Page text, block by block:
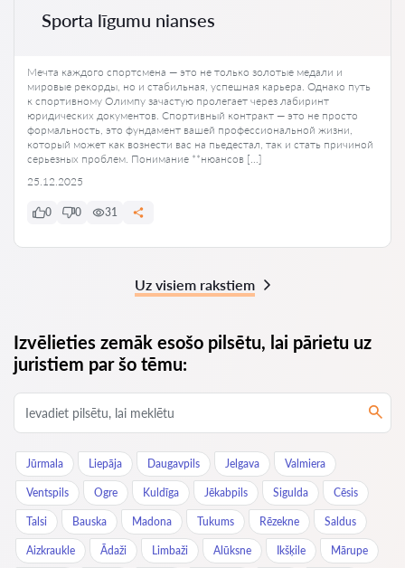
Sporta līgumu nianses
Мечта каждого спортсмена — это не только золотые медали и
мировые рекорды, но и стабильная, успешная карьера. Однако путь
к спортивному Олимпу зачастую пролегает через лабиринт
юридических документов. Спортивный контракт — это не просто
формальность, это фундамент вашей профессиональной жизни,
который может как вознести вас на пьедестал, так и стать причиной
серьезных проблем. Понимание **нюансов […]
25.12.2025
0 0 31
Uz visiem rakstiem
Izvēlieties zemāk esošo pilsētu, lai pārietu uz
juristiem par šo tēmu:
Jūrmala Liepāja Daugavpils Jelgava Valmiera
Ventspils Ogre Kuldīga Jēkabpils Sigulda Cēsis
Talsi Bauska Madona Tukums Rēzekne Saldus
Aizkraukle Ādaži Limbaži Alūksne Ikšķile Mārupe